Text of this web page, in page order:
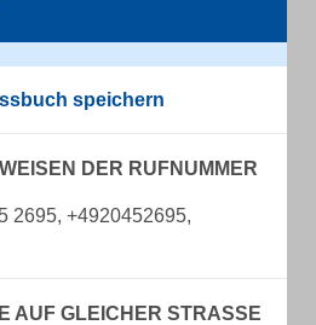
speichern
DER RUFNUMMER
2695, +4920452695,
AUF GLEICHER STRASSE